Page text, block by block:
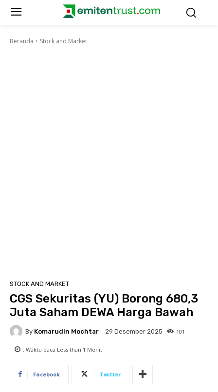
Beranda Stock and Market
STOCK AND MARKET
CGS Sekuritas (YU) Borong 680,3
Juta Saham DEWA Harga Bawah
By Komarudin Mochtar 29 Desember 2025 101
: Waktu baca Less than 1 Menit
Facebook Twitter